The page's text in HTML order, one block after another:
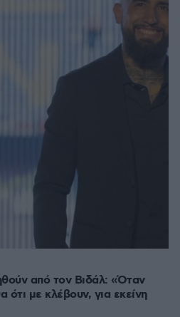
από τον Βιδάλ: «Όταν
ότι με κλέβουν, για εκείνη